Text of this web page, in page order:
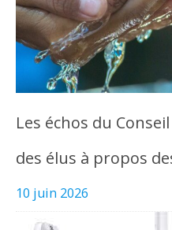
Les échos du
des élus à propos
10 juin 2026